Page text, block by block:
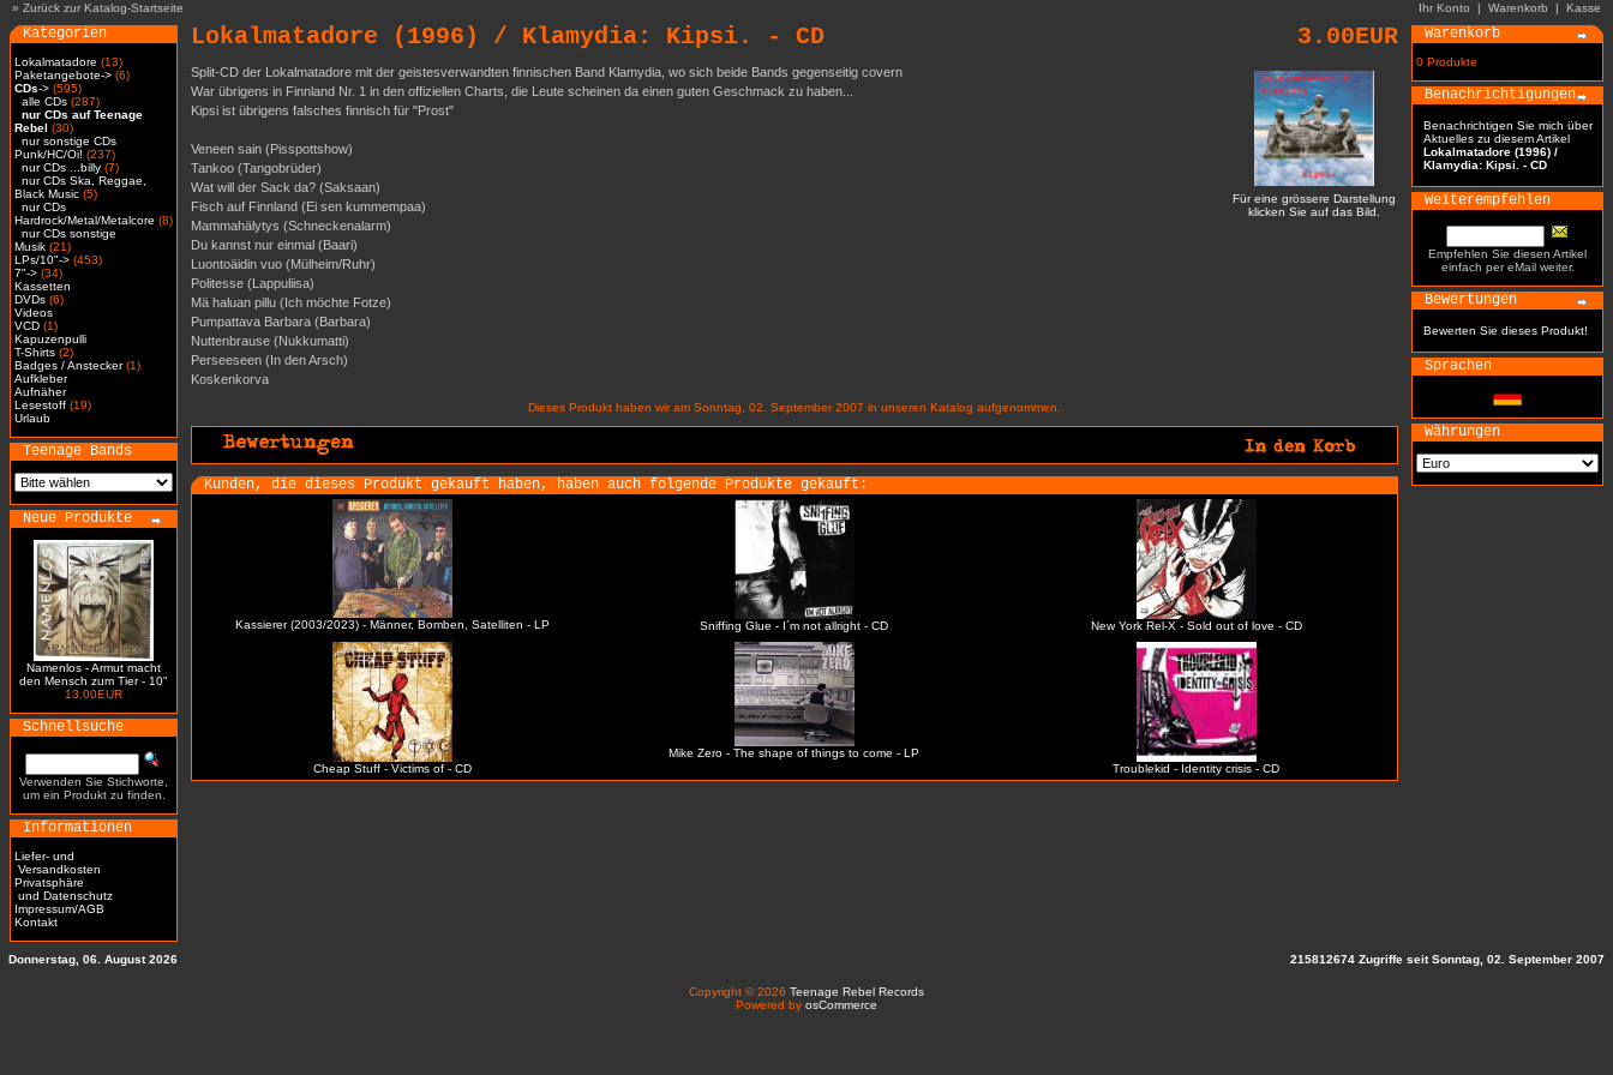
» Zurück zur Katalog-Startseite Ihr Konto | Warenkorb | Kasse
Kategorien
Lokalmatadore (13)
Paketangebote-> (6)
CDs-> (595)
alle CDs (287)
nur CDs auf Teenage
Rebel (30)
nur sonstige CDs
Punk/HC/Oi! (237)
nur CDs ...billy (7)
nur CDs Ska, Reggae,
Black Music (5)
nur CDs
Hardrock/Metal/Metalcore (8)
nur CDs sonstige
Musik (21)
LPs/10"-> (453)
7"-> (34)
Kassetten
DVDs (6)
Videos
VCD (1)
Kapuzenpulli
T-Shirts (2)
Badges / Anstecker(1)
Aufkleber
Aufnäher
Lesestoff (19)
Urlaub
Teenage Bands
Neue Produkte
Namenlos - Armut macht
den Mensch zum Tier - 10"
13.00EUR
Schnellsuche
Verwenden Sie Stichworte,
um ein Produkt zu finden.
Informationen
Liefer- und
Versandkosten
Privatsphäre
und Datenschutz
Impressum/AGB
Kontakt
Lokalmatadore (1996) / Klamydia: Kipsi. - CD 3.00EUR
Für eine grössere Darstellung
klicken Sie auf das Bild.
Split-CD der Lokalmatadore mit der geistesverwandten finnischen Band Klamydia, wo sich beide Bands gegenseitig covern
War übrigens in Finnland Nr. 1 in den offiziellen Charts, die Leute scheinen da einen guten Geschmack zu haben...
Kipsi ist übrigens falsches finnisch für "Prost"
Veneen sain (Pisspottshow)
Tankoo (Tangobrüder)
Wat will der Sack da? (Saksaan)
Fisch auf Finnland (Ei sen kummempaa)
Mammahälytys (Schneckenalarm)
Du kannst nur einmal (Baari)
Luontoäidin vuo (Mülheim/Ruhr)
Politesse (Lappuliisa)
Mä haluan pillu (Ich möchte Fotze)
Pumpattava Barbara (Barbara)
Nuttenbrause (Nukkumatti)
Perseeseen (In den Arsch)
Koskenkorva
Dieses Produkt haben wir am Sonntag, 02. September 2007 in unseren Katalog aufgenommen.
Kunden, die dieses Produkt gekauft haben, haben auch folgende Produkte gekauft:
Kassierer (2003/2023) - Männer, Bomben, Satelliten - LP Sniffing Glue - I´m not allright - CD New York Rel-X - Sold out of love - CD
Cheap Stuff - Victims of - CD
Mike Zero - The shape of things to come - LP
Troublekid - Identity crisis - CD
Warenkorb
0 Produkte
Benachrichtigungen
Benachrichtigen Sie mich über
Aktuelles zu diesem Artikel
Lokalmatadore (1996) /
Klamydia: Kipsi. - CD
Weiterempfehlen
Empfehlen Sie diesen Artikel
einfach per eMail weiter.
Bewertungen
Bewerten Sie dieses Produkt!
Sprachen
Währungen
Donnerstag, 06. August 2026 215812674 Zugriffe seit Sonntag, 02. September 2007
Copyright © 2026 Teenage Rebel Records
Powered by osCommerce